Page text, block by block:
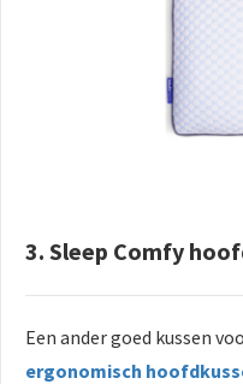
3. Sleep Comfy
Een ander goed kussen
ergonomisch